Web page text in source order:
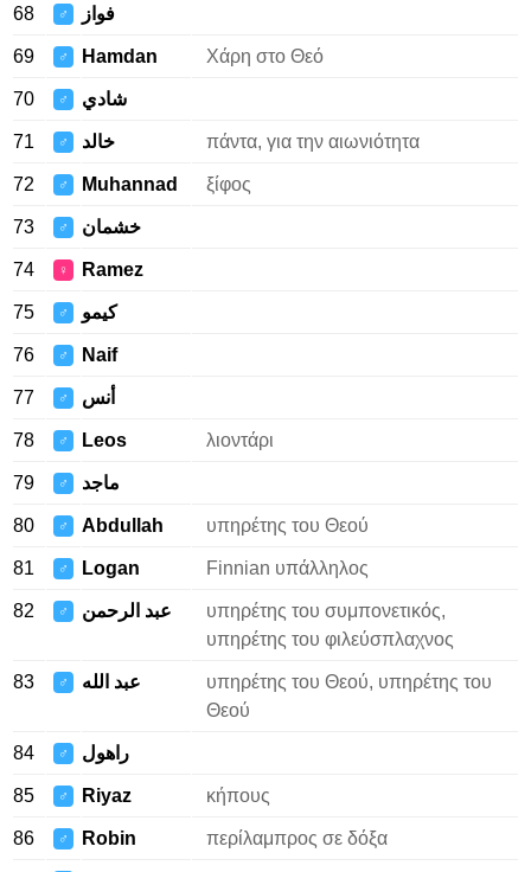
68 ♂ فواز
69 ♂ Hamdan Χάρη στο Θεό
70 ♂ شادي
71 ♂ خالد πάντα, για την αιωνιότητα
72 ♂ Muhannad ξίφος
73 ♂ خشمان
74 ♀ Ramez
75 ♂ كيمو
76 ♂ Naif
77 ♂ أنس
78 ♂ Leos λιοντάρι
79 ♂ ماجد
80 ♂ Abdullah υπηρέτης του Θεού
81 ♂ Logan Finnian υπάλληλος
82 ♂ عبد الرحمن
υπηρέτης του συμπονετικός,
υπηρέτης του φιλεύσπλαχνος
83 ♂ عبد الله
υπηρέτης του Θεού, υπηρέτης του
Θεού
84 ♂ راهول
85 ♂ Riyaz κήπους
86 ♂ Robin περίλαμπρος σε δόξα